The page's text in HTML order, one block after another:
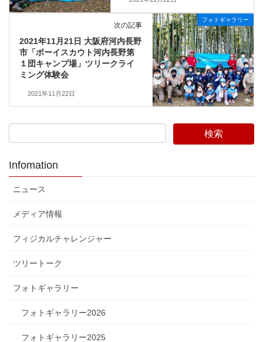
フォトギャラリー
次の記事
2021年11月21日 大阪府河内長野
市「ボーイスカウト河内長野第
１団キャンプ場」ツリークライ
ミング体験会
2021年11月22日
Infomation
ニュース
メディア情報
フィジカルチャレンジャー
ツリートーク
フォトギャラリー
フォトギャラリー2026
フォトギャラリー2025